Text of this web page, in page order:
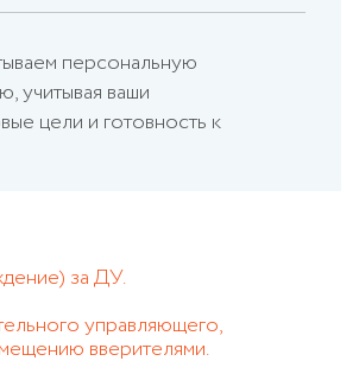
персональную
учитывая ваши
цели и готовность к
за ДУ.
управляющего,
вверителями.